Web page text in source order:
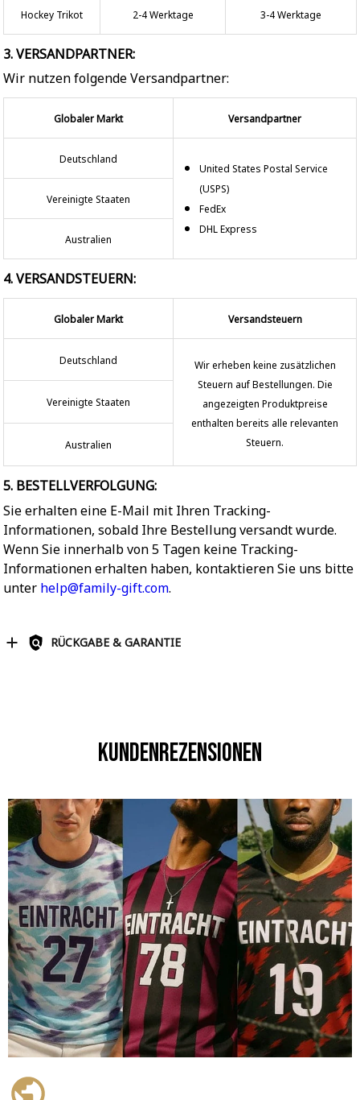
Hockey Trikot 2-4 Werktage 3-4 Werktage
3. VERSANDPARTNER:
Wir nutzen folgende Versandpartner:
Globaler Markt Versandpartner
Deutschland
United States Postal Service
(USPS)
FedEx
DHL Express
Vereinigte Staaten
Australien
4. VERSANDSTEUERN:
Globaler Markt Versandsteuern
Deutschland
Wir erheben keine zusätzlichen
Steuern auf Bestellungen. Die
angezeigten Produktpreise
enthalten bereits alle relevanten
Steuern.
Vereinigte Staaten
Australien
5. BESTELLVERFOLGUNG:
Sie erhalten eine E-Mail mit Ihren Tracking-
Informationen, sobald Ihre Bestellung versandt wurde.
Wenn Sie innerhalb von 5 Tagen keine Tracking-
Informationen erhalten haben, kontaktieren Sie uns bitte
unter help@family-gift.com.
RÜCKGABE & GARANTIE
Kundenrezensionen